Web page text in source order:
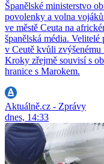
Španělské ministerstvo
povolenky a volna
ve městě Ceuta na
španělská média.
v Ceutě kvůli
Kroky zřejmě souvisí s
hranice s Marokem.
Aktuálně.cz - Zprávy
dnes, 14:33